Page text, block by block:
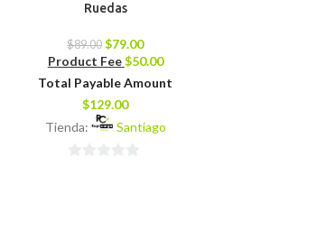
Ruedas
$89.00 $79.00
Product Fee$50.00
Total Payable Amount
$129.00
Tienda:
Santiago